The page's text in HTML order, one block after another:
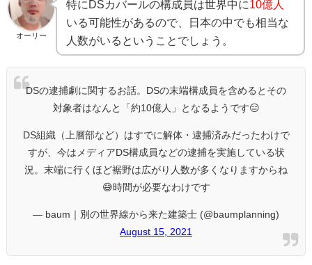
オーリー
特にDSカバールの構成員は世界中に10億人
いる可能性があるので、日本の中でも相当な
人数がいるということでしょう。
DSの逮捕劇に関するお話。DSの末端構成員を含めるとその
対象者はなんと「約10億人」となるようです😑
DS組織（上層部など）はすでに解体・逮捕済みだったわけで
すが、今はメディアDS構成員などの逮捕を実施している状
況。末端に行くほど裾野は広がり人数が多くなりますからね
😅時間が必要なわけです
— baum｜別の世界線から来た建築士 (@baumplanning)
August 15, 2021